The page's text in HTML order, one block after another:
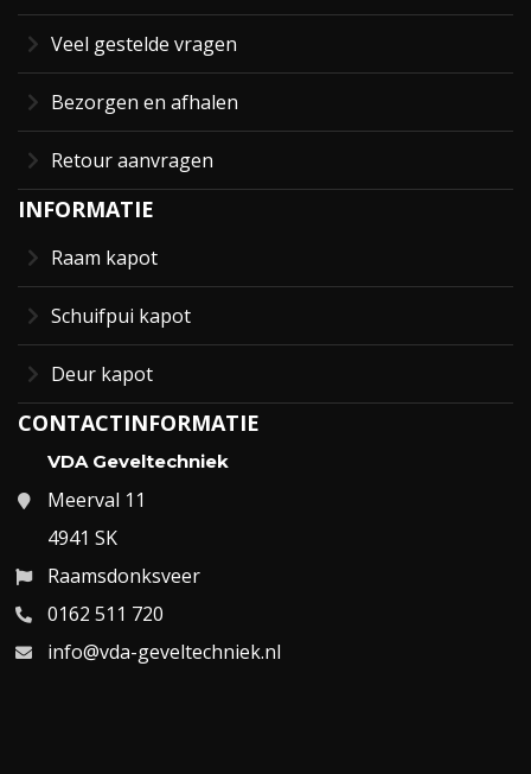
Veel gestelde vragen
Bezorgen en afhalen
Retour aanvragen
INFORMATIE
Raam kapot
Schuifpui kapot
Deur kapot
CONTACTINFORMATIE
VDA Geveltechniek
Meerval 11
4941 SK
Raamsdonksveer
0162 511 720
info@vda-geveltechniek.nl